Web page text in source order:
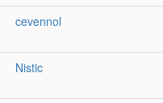
cevennol
Nistic